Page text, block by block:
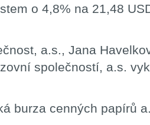
o 4,8% na 21,48
a.s., Jana
společností, a.s.
burza cenných papírů